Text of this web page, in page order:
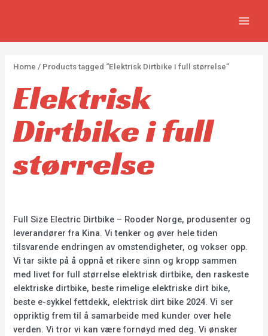
r
u
c
t
r
u
c
t
r
u
t
Home / Products tagged “Elektrisk Dirtbike i full størrelse”
Elektrisk
Dirtbike i full
størrelse
Full Size Electric Dirtbike – Rooder Norge, produsenter og
leverandører fra Kina. Vi tenker og øver hele tiden
tilsvarende endringen av omstendigheter, og vokser opp.
Vi tar sikte på å oppnå et rikere sinn og kropp sammen
med livet for full størrelse elektrisk dirtbike, den raskeste
elektriske dirtbike, beste rimelige elektriske dirt bike,
beste e-sykkel fettdekk, elektrisk dirt bike 2024. Vi ser
oppriktig frem til å samarbeide med kunder over hele
verden. Vi tror vi kan være fornøyd med deg. Vi ønsker